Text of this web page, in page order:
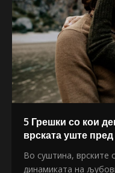
5 Грешки со кои
врската уште
Во суштина, врските
динамиката на